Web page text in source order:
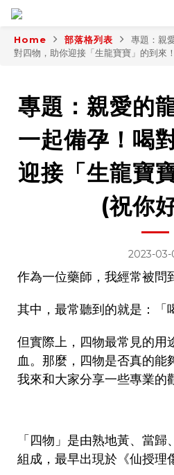
Home 部落格列表
專題：親
對四物，助你迎接「生龍寶寶」的到來
專題：親愛的
一起備孕！喝
迎接「生龍寶
(祝你
2023-03-
作為一位藥師，我經常被問
其中，最常聽到的就是：「
但實際上，四物最常見的用
血。那麼，四物是否真的能
我來和大家分享一些專業的
「四物」是由熟地黃、當
組成，最早出現於《仙授理